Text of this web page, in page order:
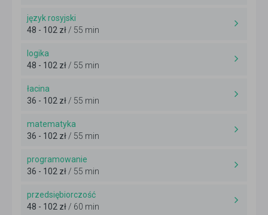
język rosyjski
48 - 102 zł / 55 min
logika
48 - 102 zł / 55 min
łacina
36 - 102 zł / 55 min
matematyka
36 - 102 zł / 55 min
programowanie
36 - 102 zł / 55 min
przedsiębiorczość
48 - 102 zł / 60 min